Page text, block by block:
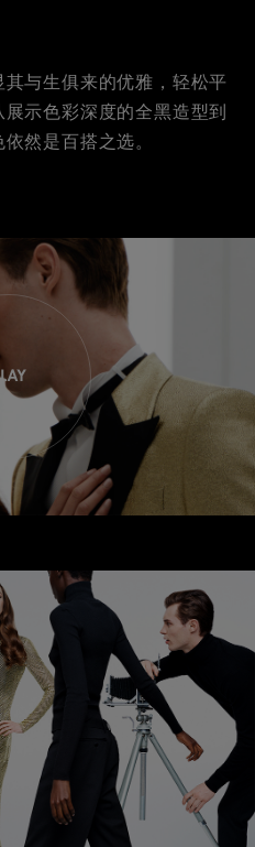
与生俱来的优雅，轻松平
示色彩深度的全黑造型到
然是百搭之选。